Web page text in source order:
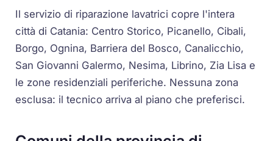
Il servizio di riparazione lavatrici copre l'intera
città di Catania: Centro Storico, Picanello, Cibali,
Borgo, Ognina, Barriera del Bosco, Canalicchio,
San Giovanni Galermo, Nesima, Librino, Zia Lisa e
le zone residenziali periferiche. Nessuna zona
esclusa: il tecnico arriva al piano che preferisci.